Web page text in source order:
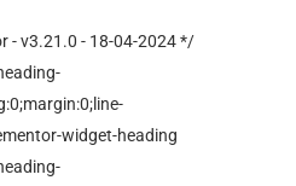
- v3.21.0 - 18-04-2024 */
widget-heading